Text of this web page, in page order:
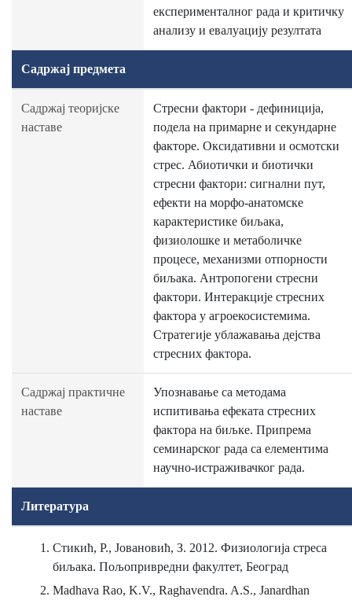
експерименталног рада и критичку
анализу и евалуацију резултата
Садржај предмета
Садржај теоријске
наставе
Стресни фактори - дефиниција,
подела на примарне и секундарне
факторе. Оксидативни и осмотски
стрес. Абиотички и биотички
стресни фактори: сигнални пут,
ефекти на морфо-анатомске
карактеристике биљака,
физиолошке и метаболичке
процесе, механизми отпорности
биљака. Антропогени стресни
фактори. Интеракције стресних
фактора у агроекосистемима.
Стратегије ублажавања дејства
стресних фактора.
Садржај практичне
наставе
Упознавање са методама
испитивања ефеката стресних
фактора на биљке. Припрема
семинарског рада са елементима
научно-истраживачког рада.
Литература
Стикић, Р., Јовановић, З. 2012. Физиологија стреса
биљака. Пољопривредни факултет, Београд
Madhava Rao, K.V., Raghavendra. A.S., Janardhan